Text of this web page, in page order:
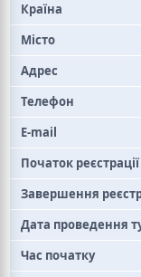
Країна
Місто
Адрес
Телефон
E-mail
Початок реєстрації
Завершення
Дата проведення
Час початку